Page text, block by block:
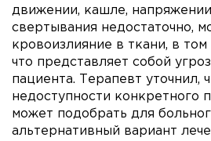
движении, кашле,
свертывания недостаточно,
кровоизлияние в ткани, в том
что представляет собой
пациента. Терапевт уточнил,
недоступности конкретного
может подобрать для
альтернативный вариант